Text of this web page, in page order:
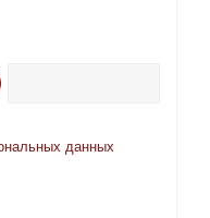
данных